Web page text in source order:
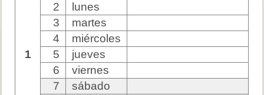
1
2
lunes
3
martes
4
miércoles
5
jueves
6
viernes
7
sábado